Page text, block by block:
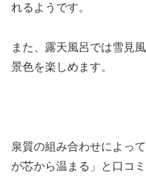
れるようです。
また、露天風呂では雪見
景色を楽しめます。
泉質の組み合わせによっ
が芯から温まる」と口コミ